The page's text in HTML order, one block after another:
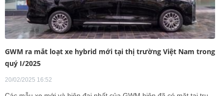
GWM ra mắt loạt xe hybrid mới tại thị trường Việt Nam trong
quý I/2025
20/02/2025 16:52